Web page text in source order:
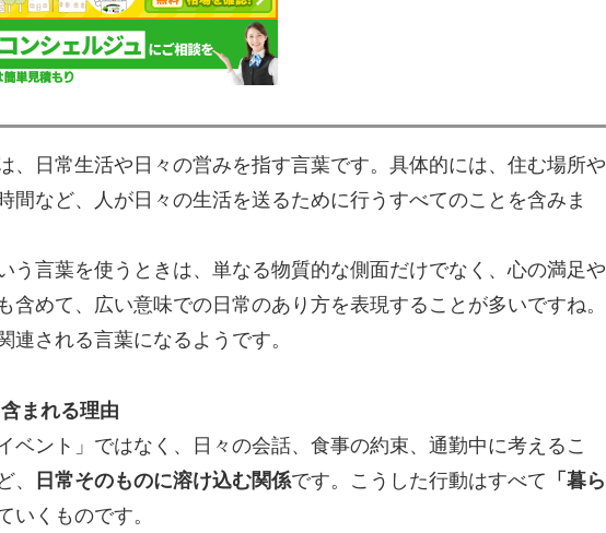
、日常生活や日々の営みを指す言葉です。具体的には、住む場所や
間など、人が日々の生活を送るために行うすべてのことを含みま
う言葉を使うときは、単なる物質的な側面だけでなく、心の満足や
含めて、広い意味での日常のあり方を表現することが多いですね。
連される言葉になるようです。
まれる理由
ベント」ではなく、日々の会話、食事の約束、通勤中に考えるこ
、
日常そのものに溶け込む関係です。こうした行動はすべて 「暮ら
いくものです。